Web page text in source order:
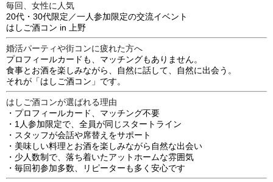
毎回、女性に人気
20代・30代限定／一人参加限定の交流イベント
はしご酒コン in 上野
婚活パーティや街コンに疲れた方へ
プロフィールカードも、マッチングもありません。
食事とお酒を楽しみながら、自然に話して、自然に出会う。
それが「はしご酒コン」です。
はしご酒コンが選ばれる理由
・プロフィールカード、マッチング不要
・1人参加限定で、全員が同じスタートライン
・スタッフが会話や席替えをサポート
・美味しい料理とお酒を楽しみながら自然な出会い
・少人数制で、落ち着いたアットホームな雰囲気
・毎回初参加多数、リピーターも多く安心です